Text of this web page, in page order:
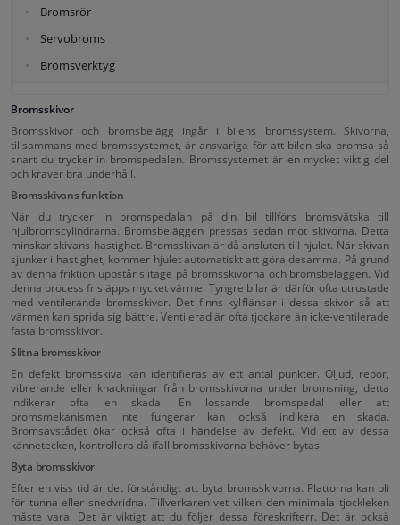
Bromsrör
Servobroms
Bromsverktyg
Bromsskivor
Bromsskivor och bromsbelägg ingår i bilens bromssystem. Skivorna,
tillsammans med bromssystemet, är ansvariga för att bilen ska bromsa så
snart du trycker in bromspedalen. Bromssystemet är en mycket viktig del
och kräver bra underhåll.
Bromsskivans funktion
När du trycker in bromspedalan på din bil tillförs bromsvätska till
hjulbromscylindrarna. Bromsbeläggen pressas sedan mot skivorna. Detta
minskar skivans hastighet. Bromsskivan är då ansluten till hjulet. När skivan
sjunker i hastighet, kommer hjulet automatiskt att göra desamma. På grund
av denna friktion uppstår slitage på bromsskivorna och bromsbeläggen. Vid
denna process frisläpps mycket värme. Tyngre bilar är därför ofta utrustade
med ventilerande bromsskivor. Det finns kylflänsar i dessa skivor så att
värmen kan sprida sig bättre. Ventilerad är ofta tjockare än icke-ventilerade
fasta bromsskivor.
Slitna bromsskivor
En defekt bromsskiva kan identifieras av ett antal punkter. Oljud, repor,
vibrerande eller knackningar från bromsskivorna under bromsning, detta
indikerar ofta en skada. En lossande bromspedal eller att
bromsmekanismen inte fungerar kan också indikera en skada.
Bromsavstådet ökar också ofta i händelse av defekt. Vid ett av dessa
kännetecken, kontrollera då ifall bromsskivorna behöver bytas.
Byta bromsskivor
Efter en viss tid är det förståndigt att byta bromsskivorna. Plattorna kan bli
för tunna eller snedvridna. Tillverkaren vet vilken den minimala tjockleken
måste vara. Det är viktigt att du följer dessa föreskrifterr. Det är också